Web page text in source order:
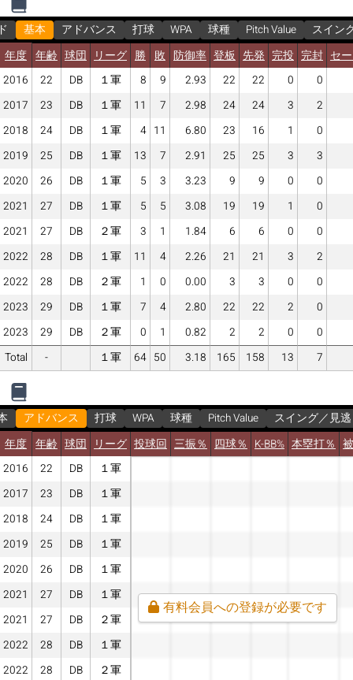
基本 アドバンス 打球 WPA 球種 Pitch Value
スイン
年度 年齢 球団 リーグ 勝 敗 防御率 登板 先発 完投 完封 セ
2016
22 DB １軍 8 9 2.93 22 22 0
0
2017
23 DB １軍 11 7 2.98 24 24 3
2
2018
24 DB １軍 4 11 6.80 23 16 1
0
2019
25 DB １軍 13 7 2.91 25 25 3
3
2020
26 DB １軍 5 3 3.23 9 9 0
0
2021
27 DB １軍 5 5 3.08 19 19 1
0
2021
27 DB ２軍 3 1 1.84 6 6 0
0
2022
28 DB １軍 11 4 2.26 21 21 3
2
2022
28 DB ２軍 1 0 0.00 3 3 0
0
2023
29 DB １軍 7 4 2.80 22 22 2
0
2023
29 DB ２軍 0 1 0.82 2 2 0
0
Total
- １軍 64 50 3.18 165 158 13 7
アドバンス 打球 WPA 球種 Pitch Value
スイング／見
年度 年齢 球団 リーグ 投球回 三振％ 四球％ K-BB% 本塁打％
2016
22 DB
１軍
2017
23 DB
１軍
2018
24 DB
１軍
2019
25 DB
１軍
2020
26 DB
１軍
2021
27 DB
１軍
2021
27 DB
２軍
2022
28 DB
１軍
2022
28 DB
２軍
有料会員への登録が必要です